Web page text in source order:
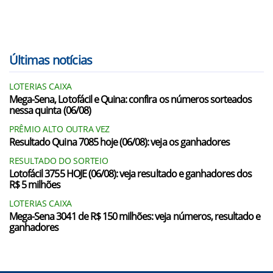
Últimas notícias
LOTERIAS CAIXA
Mega-Sena, Lotofácil e Quina: confira os números sorteados
nessa quinta (06/08)
PRÊMIO ALTO OUTRA VEZ
Resultado Quina 7085 hoje (06/08): veja os ganhadores
RESULTADO DO SORTEIO
Lotofácil 3755 HOJE (06/08): veja resultado e ganhadores dos
R$ 5 milhões
LOTERIAS CAIXA
Mega-Sena 3041 de R$ 150 milhões: veja números, resultado e
ganhadores